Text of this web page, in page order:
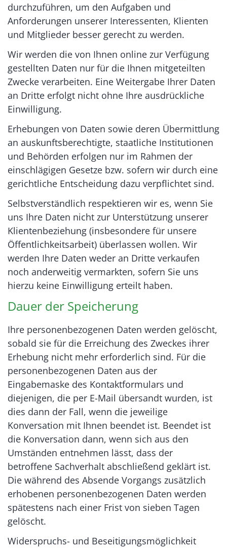
durchzuführen, um den Aufgaben und
Anforderungen unserer Interessenten, Klienten
und Mitglieder besser gerecht zu werden.
Wir werden die von Ihnen online zur Verfügung
gestellten Daten nur für die Ihnen mitgeteilten
Zwecke verarbeiten. Eine Weitergabe Ihrer Daten
an Dritte erfolgt nicht ohne Ihre ausdrückliche
Einwilligung.
Erhebungen von Daten sowie deren Übermittlung
an auskunftsberechtigte, staatliche Institutionen
und Behörden erfolgen nur im Rahmen der
einschlägigen Gesetze bzw. sofern wir durch eine
gerichtliche Entscheidung dazu verpflichtet sind.
Selbstverständlich respektieren wir es, wenn Sie
uns Ihre Daten nicht zur Unterstützung unserer
Klientenbeziehung (insbesondere für unsere
Öffentlichkeitsarbeit) überlassen wollen. Wir
werden Ihre Daten weder an Dritte verkaufen
noch anderweitig vermarkten, sofern Sie uns
hierzu keine Einwilligung erteilt haben.
Dauer der Speicherung
Ihre personenbezogenen Daten werden gelöscht,
sobald sie für die Erreichung des Zweckes ihrer
Erhebung nicht mehr erforderlich sind. Für die
personenbezogenen Daten aus der
Eingabemaske des Kontaktformulars und
diejenigen, die per E-Mail übersandt wurden, ist
dies dann der Fall, wenn die jeweilige
Konversation mit Ihnen beendet ist. Beendet ist
die Konversation dann, wenn sich aus den
Umständen entnehmen lässt, dass der
betroffene Sachverhalt abschließend geklärt ist.
Die während des Absende Vorgangs zusätzlich
erhobenen personenbezogenen Daten werden
spätestens nach einer Frist von sieben Tagen
gelöscht.
Widerspruchs- und Beseitigungsmöglichkeit